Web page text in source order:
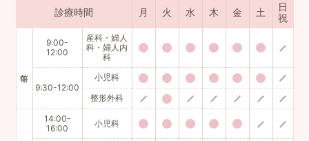
診療時間 月 火 水 木 金 土
日
祝
9:00-
12:00
産科・婦人
科・婦人内
科
9:30-12:00
小児科
整形外科
14:00-
16:00
小児科